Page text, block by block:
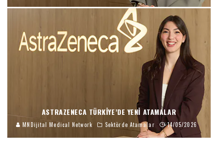
ASTRAZENECA TÜRKIYE’DE YENI ATAMALAR
MNDijital Medical Network Sektörde Atamalar 14/05/2026